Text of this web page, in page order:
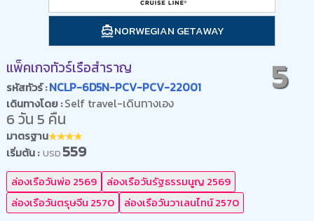
NORWEGIAN GETAWAY
แพ็คเกจทัวร์เรือสำราญ
รหัสทัวร์ :NCLP-6D5N-PCV-PCV-22001 5
เดินทางโดย :Self travel-เดินทางเอง
6 วัน 5 คืน
มาตรฐาน
เริ่มต้น : USD 559
ล่องเรือวันพ่อ 2569
ล่องเรือวันรัฐธรรมนูญ 2569
ล่องเรือวันตรุษจีน 2570
ล่องเรือวันวาเลนไทน์ 2570